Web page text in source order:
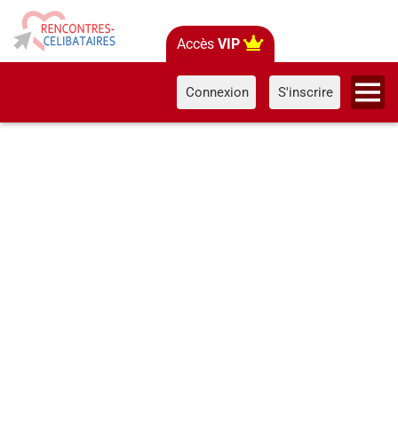
Accès VIP
Connexion S'inscrire